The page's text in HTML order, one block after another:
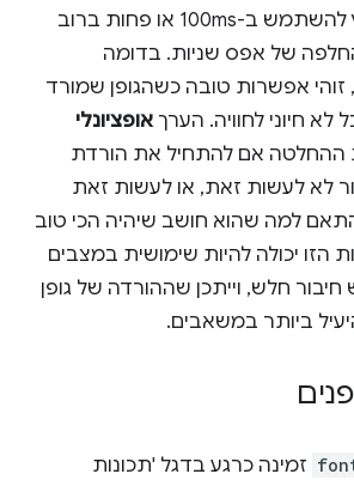
קצרה מאוד (מומלץ להשתמש ב-100ms או פחות ברוב
של אפס שניות. בדומה
, זוהי אפשרות טובה כשהגופן שמורד
חיוני לחוויה. הערך אופציונלי
ההחלטה אם להתחיל את הורדת
לא לעשות זאת, או לעשות זאת
למה שהוא חושב שיהיה הכי טוב
יכולה להיות שימושית במצבים
חלש, וייתכן שההורדה של גופן
ביותר במשאבים.
זמינה כרגע בדגל 'תכונות